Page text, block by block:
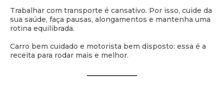
Trabalhar com transporte é cansativo. Por isso, cuide da
sua saúde, faça pausas, alongamentos e mantenha uma
rotina equilibrada.
Carro bem cuidado e motorista bem disposto: essa é a
receita para rodar mais e melhor.